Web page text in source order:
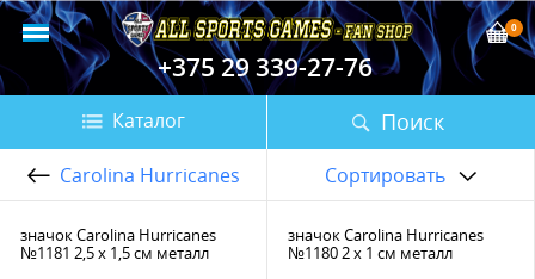
+375 29 339-27-76
Поиск
0
Каталог
Carolina Hurricanes Сортировать
значок Carolina Hurricanes
№1181 2,5 х 1,5 см металл
значок Carolina Hurricanes
№1180 2 х 1 см металл